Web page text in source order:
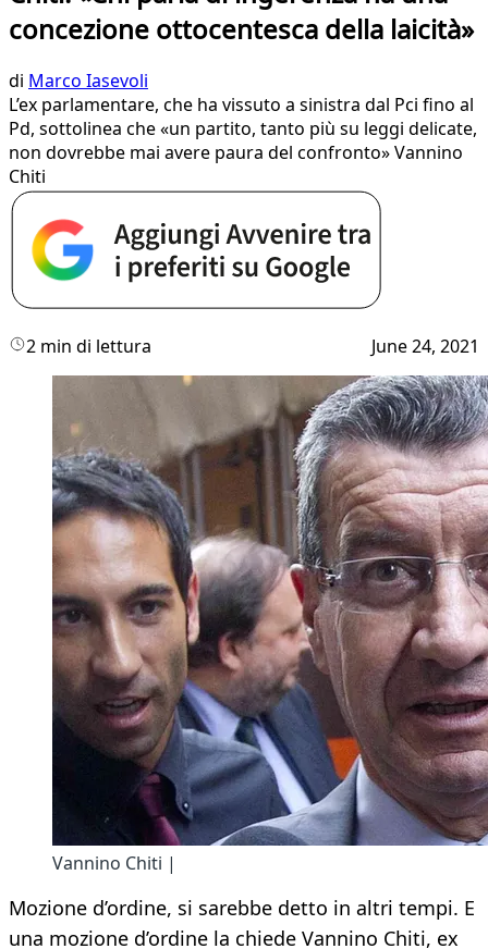
concezione ottocentesca della laicità»
di Marco Iasevoli
L’ex parlamentare, che ha vissuto a sinistra dal Pci fino al
Pd, sottolinea che «un partito, tanto più su leggi delicate,
non dovrebbe mai avere paura del confronto» Vannino
Chiti
2 min di lettura June 24, 2021
Vannino Chiti |
Mozione d’ordine, si sarebbe detto in altri tempi. E
una mozione d’ordine la chiede Vannino Chiti, ex